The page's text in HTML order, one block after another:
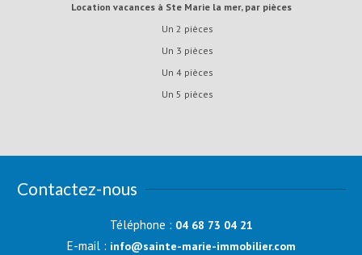
Location vacances à Ste Marie la mer, par pièces
Un 2 pièces
Un 3 pièces
Un 4 pièces
Un 5 pièces
Contactez-nous
Téléphone : 04 68 73 04 21
E-mail : info@sainte-marie-immobilier.com